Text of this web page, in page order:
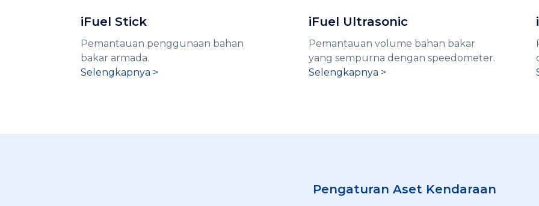
iFuel Stick
Pemantauan penggunaan bahan
bakar armada.
Selengkapnya >
iFuel Ultrasonic
Pemantauan volume bahan bakar
yang sempurna dengan speedometer.
Selengkapnya >
Pengaturan Aset Kendaraan